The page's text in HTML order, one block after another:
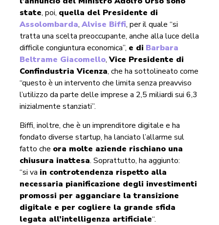
state, poi, quella del Presidente di
Assolombarda, Alvise Biffi, per il quale “si
tratta una scelta preoccupante, anche alla luce della
difficile congiuntura economica”, e di Barbara
Beltrame Giacomello,Vice Presidente di
Confindustria Vicenza, che ha sottolineato come
“questo è un intervento che limita senza preavviso
l’utilizzo da parte delle imprese a 2,5 miliardi sui 6,3
inizialmente stanziati”.
Biffi, inoltre, che è un imprenditore digitale e ha
fondato diverse startup, ha lanciato l’allarme sul
fatto che ora molte aziende rischiano una
chiusura inattesa. Soprattutto, ha aggiunto:
“si va in controtendenza rispetto alla
necessaria pianificazione degli investimenti
promossi per agganciare la transizione
digitale e per cogliere la grande sfida
legata all’intelligenza artificiale“.